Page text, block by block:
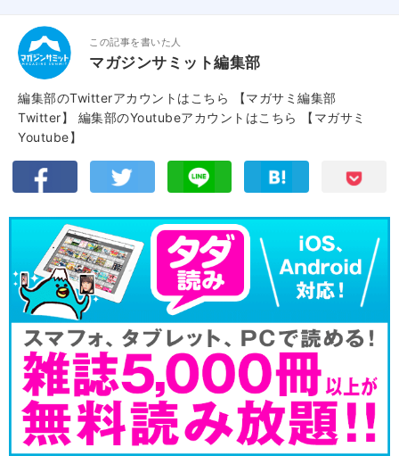
この記事を書いた人
マガジンサミット編集部
編集部のTwitterアカウントはこちら
【マガサミ編集部
Twitter】
編集部のYoutubeアカウントはこちら
【マガサミ
Youtube】